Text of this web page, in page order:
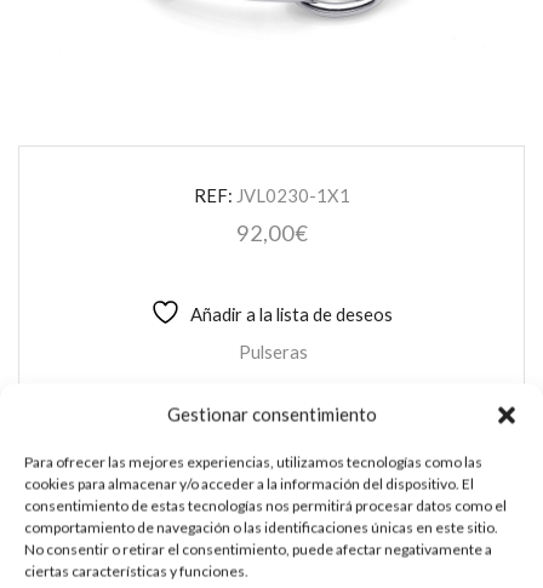
Gestionar consentimiento
Para ofrecer las mejores experiencias, utilizamos tecnologías como las
cookies para almacenar y/o acceder a la información del dispositivo. El
consentimiento de estas tecnologías nos permitirá procesar datos como el
comportamiento de navegación o las identificaciones únicas en este sitio.
No consentir o retirar el consentimiento, puede afectar negativamente a
ciertas características y funciones.
REF: JVL0230-1X1
92,00€
Añadir a la lista de deseos
Pulseras
PULSERA PLATA ESLABONES
DESCRIPCIÓN